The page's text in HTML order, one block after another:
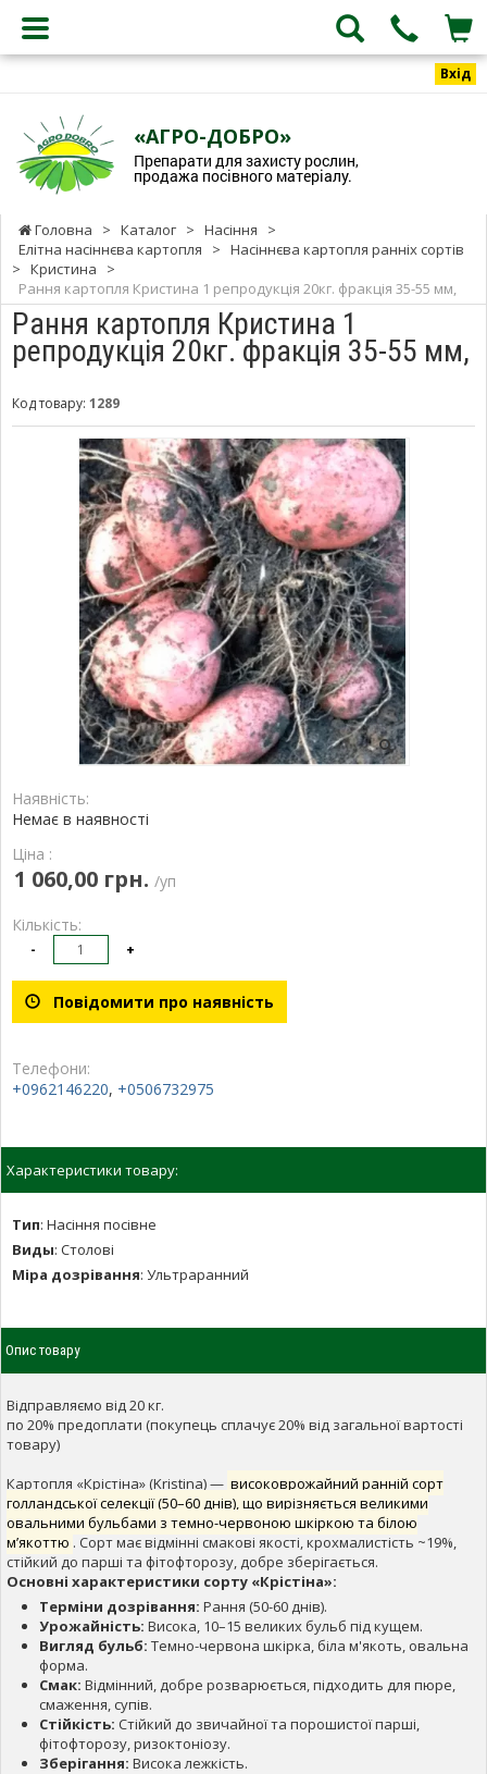
Вхід
«АГРО-ДОБРО»
Препарати для захисту рослин,
продажа посівного матеріалу.
Головна > Каталог > Насіння
>
Елітна насіннєва картопля
> Насіннєва картопля ранніх сортів
> Кристина
>
Рання картопля Кристина 1 репродукція 20кг. фракція 35-55 мм,
Рання картопля Кристина 1
репродукція 20кг. фракція 35-55 мм,
Код товару: 1289
Наявність:
Немає в наявності
Ціна :
1 060,00 грн. /уп
Кількість:
- +
Повідомити про наявність
Телефони:
+0962146220, +0506732975
Характеристики товару:
Тип: Насіння посівне
Виды: Столові
Міра дозрівання: Ультраранний
Опис товару
Відправляємо від 20 кг.
по 20% предоплати (покупець сплачує 20% від загальної вартості
товару)
Картопля «Крістіна» (Kristina) — високоврожайний ранній сорт
голландської селекції (50–60 днів), що вирізняється великими
овальними бульбами з темно-червоною шкіркою та білою
м’якоттю . Сорт має відмінні смакові якості, крохмалистість ~19%,
стійкий до парші та фітофторозу, добре зберігається.
Основні характеристики сорту «Крістіна»:
Терміни дозрівання: Рання (50-60 днів).
Урожайність: Висока, 10–15 великих бульб під кущем.
Вигляд бульб: Темно-червона шкірка, біла м'якоть, овальна
форма.
Смак: Відмінний, добре розварюється, підходить для пюре,
смаження, супів.
Стійкість: Стійкий до звичайної та порошистої парші,
фітофторозу, ризоктоніозу.
Зберігання: Висока лежкість.